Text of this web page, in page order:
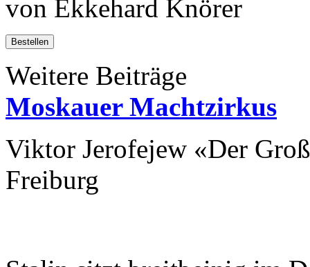
von Ekkehard Knörer
Bestellen
Weitere Beiträge
Moskauer Machtzirkus
Viktor Jerofejew «Der
Freiburg